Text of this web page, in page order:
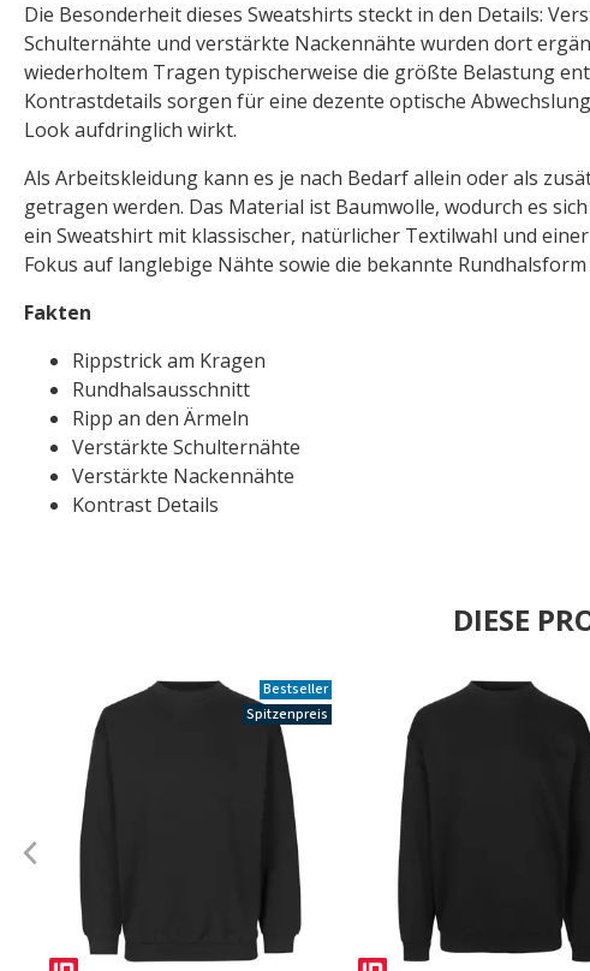
Die Besonderheit dieses Sweatshirts steckt in den Details:
Schulternähte und verstärkte Nackennähte wurden dort
wiederholtem Tragen typischerweise die größte Belastung
Kontrastdetails sorgen für eine dezente optische
Look aufdringlich wirkt.
Als Arbeitskleidung kann es je nach Bedarf allein oder als
getragen werden. Das Material ist Baumwolle, wodurch es
ein Sweatshirt mit klassischer, natürlicher Textilwahl und
Fokus auf langlebige Nähte sowie die bekannte
Fakten
Rippstrick am Kragen
Rundhalsausschnitt
Ripp an den Ärmeln
Verstärkte Schulternähte
Verstärkte Nackennähte
Kontrast Details
DIESE
Bestseller
Spitzenpreis